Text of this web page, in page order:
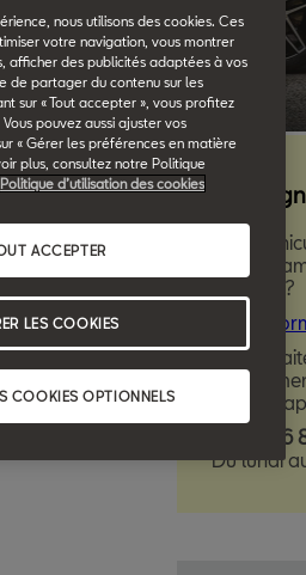
nous utilisons des cookies. Ces
votre navigation, vous montrer
afficher des publicités adaptées à vos
de partager du contenu sur les
sur « Tout accepter », vous profitez
pouvez aussi ajuster vos
« Gérer les préférences en matière
plus, consultez notre Politique
Politique d’utilisation des cookies
COOKIES OPTIONNELS
ACCEPTER
LES COOKIES